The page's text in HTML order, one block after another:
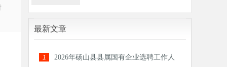
最新文章
1
2026年砀山县县属国有企业选聘工作人